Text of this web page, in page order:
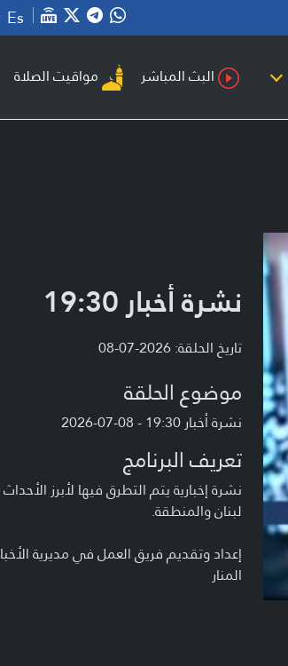
Es
البث المباشر مواقيت الصلاة
نشرة أخبار 19:30
تاريخ الحلقة: 2026-07-08
موضوع الحلقة
نشرة أخبار 19:30 - 08-07-2026
تعريف البرنامج
نشرة إخبارية يتم التطرق فيها لأبرز
لبنان والمنطقة.
إعداد وتقديم فريق العمل في مديرية
المنار